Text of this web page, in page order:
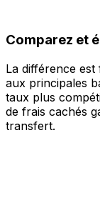
Comparez et
La différence
aux principales
taux plus
de frais cachés
transfert.